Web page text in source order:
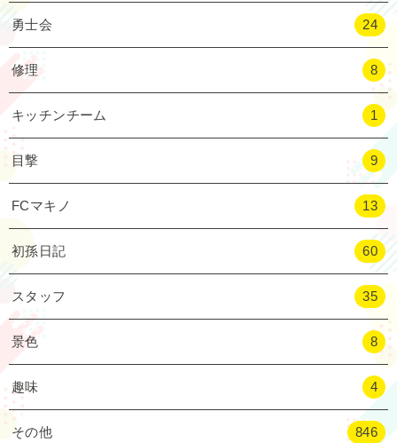
勇士会 24
修理 8
キッチンチーム 1
目撃 9
FCマキノ 13
初孫日記 60
スタッフ 35
景色 8
趣味 4
その他 846